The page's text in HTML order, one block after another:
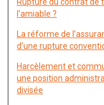
l’amiable ?
La réforme de
d’une rupture
Harcèlement et
une position
divisée